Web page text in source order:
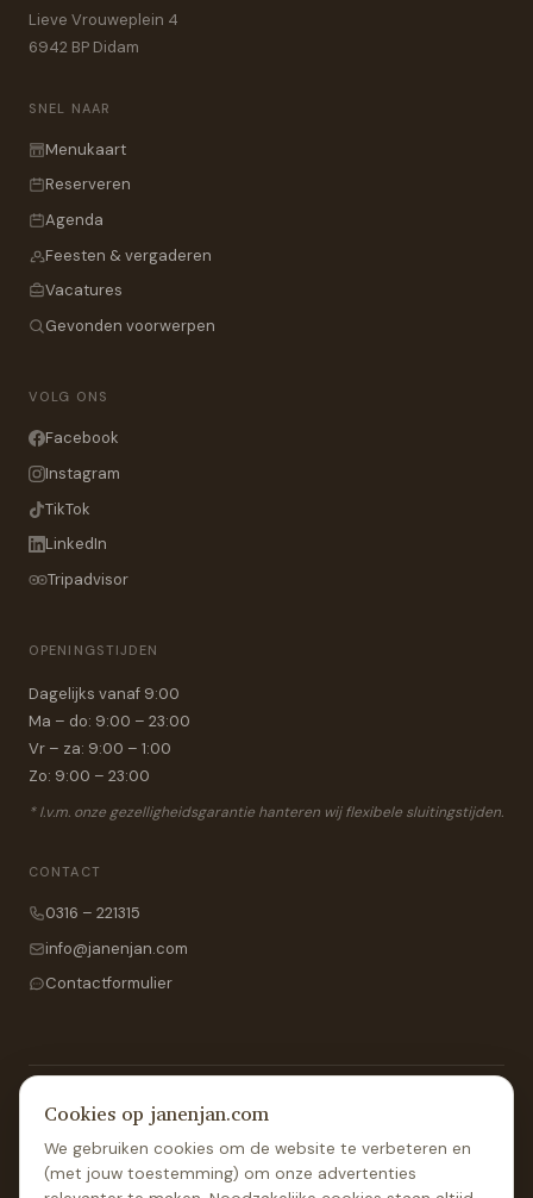
Lieve Vrouweplein 4
6942 BP Didam
SNEL NAAR
Menukaart
Reserveren
Agenda
Feesten & vergaderen
Vacatures
Gevonden voorwerpen
VOLG ONS
Facebook
Instagram
TikTok
LinkedIn
Tripadvisor
OPENINGSTIJDEN
Dagelijks vanaf 9:00
Ma – do: 9:00 – 23:00
Vr – za: 9:00 – 1:00
Zo: 9:00 – 23:00
* I.v.m. onze gezelligheidsgarantie hanteren wij flexibele sluitingstijden.
CONTACT
0316 – 221315
info@janenjan.com
Contactformulier
Blijf op de hoogte
Ontvang nieuws, acties en evenementen in je inbox.
Cookies op janenjan.com
We gebruiken cookies om de website te verbeteren en
(met jouw toestemming) om onze advertenties